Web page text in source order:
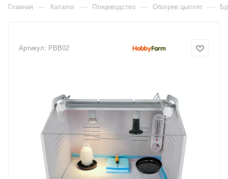
Главная — Каталог — Птицеводство — Обогрев цыплят —
Артикул: PBB02